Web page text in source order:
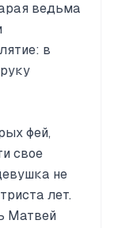
ведьма
в
фей,
свое
не
лет.
Матвей